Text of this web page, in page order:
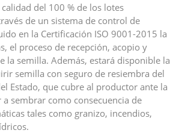
del 100 % de los lotes
de un sistema de control de
en la Certificación ISO 9001-2015 la
el proceso de recepción, acopio y
la semilla. Además, estará disponible la
semilla con seguro de resiembra del
Estado, que cubre al productor ante la
sembrar como consecuencia de
tales como granizo, incendios,